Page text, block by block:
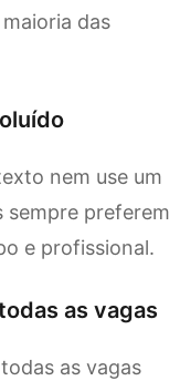
das
nem use um
sempre preferem
e profissional.
as vagas
as vagas